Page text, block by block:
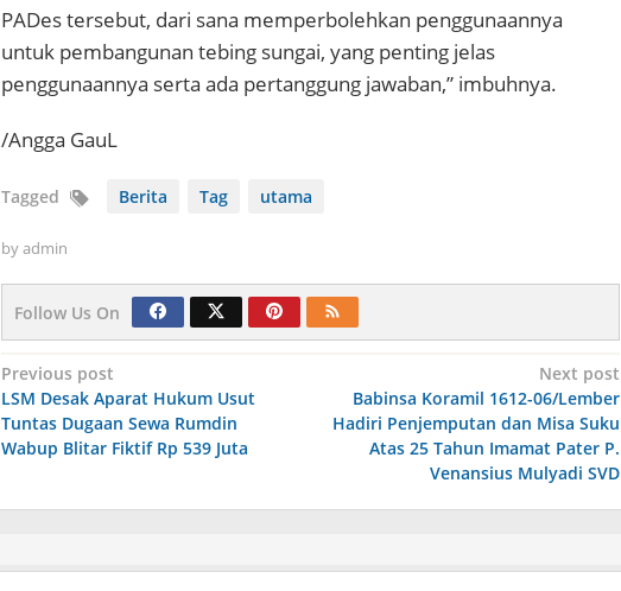
PADes tersebut, dari sana memperbolehkan penggunaannya
untuk pembangunan tebing sungai, yang penting jelas
penggunaannya serta ada pertanggung jawaban,” imbuhnya.
/Angga GauL
Tagged Berita Tag utama
byadmin
Follow Us On
Navigasi
pos
Previous post
LSM Desak Aparat Hukum Usut
Tuntas Dugaan Sewa Rumdin
Wabup Blitar Fiktif Rp 539 Juta
Next post
Babinsa Koramil 1612-06/Lember
Hadiri Penjemputan dan Misa Suku
Atas 25 Tahun Imamat Pater P.
Venansius Mulyadi SVD